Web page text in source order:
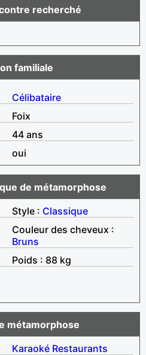
recherché
familiale
Célibataire
Foix
44 ans
oui
de métamorphose
Style : Classique
Couleur des cheveux :
Bruns
Poids : 88 kg
métamorphose
Karaoké Restaurants